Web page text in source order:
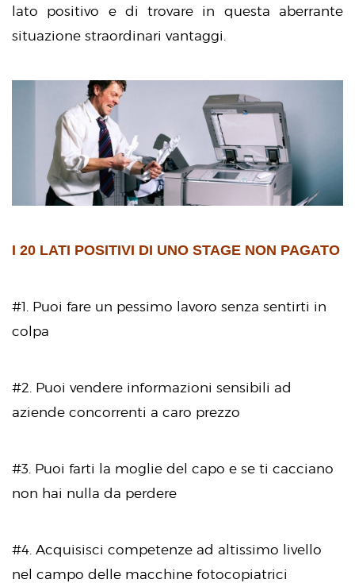
lato positivo e di trovare in questa aberrante
situazione straordinari vantaggi.
I 20 LATI POSITIVI DI UNO STAGE NON PAGATO
#1. Puoi fare un pessimo lavoro senza sentirti in
colpa
#2. Puoi vendere informazioni sensibili ad
aziende concorrenti a caro prezzo
#3. Puoi farti la moglie del capo e se ti cacciano
non hai nulla da perdere
#4. Acquisisci competenze ad altissimo livello
nel campo delle macchine fotocopiatrici